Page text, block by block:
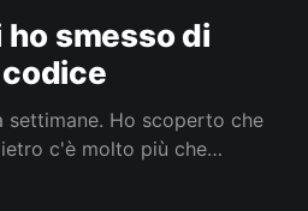
smesso di
settimane. Ho scoperto che
c'è molto più che